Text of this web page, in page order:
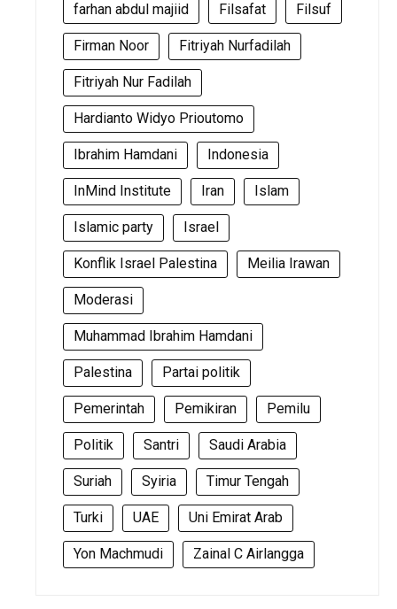
farhan abdul majiid Filsafat Filsuf
Firman Noor Fitriyah Nurfadilah
Fitriyah Nur Fadilah
Hardianto Widyo Prioutomo
Ibrahim Hamdani Indonesia
InMind Institute Iran Islam
Islamic party Israel
Konflik Israel Palestina Meilia Irawan
Moderasi
Muhammad Ibrahim Hamdani
Palestina Partai politik
Pemerintah Pemikiran Pemilu
Politik Santri Saudi Arabia
Suriah Syiria Timur Tengah
Turki UAE Uni Emirat Arab
Yon Machmudi Zainal C Airlangga